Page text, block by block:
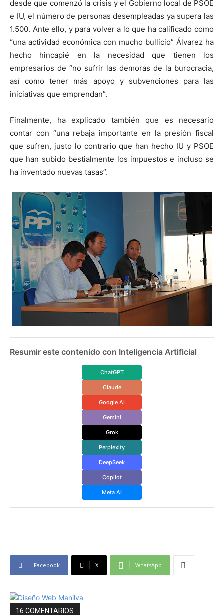
desde que comenzó la crisis y el Gobierno local de PSOE
e IU, el número de personas desempleadas ya supera las
1.500. Ante ello, y para volver a lo que ha calificado como
“una actividad económica con mucho bullicio” Álvarez ha
hecho hincapié en la necesidad que tienen los
empresarios de “no sufrir las demoras de la burocracia,
así como tener más apoyo y subvenciones para las
iniciativas que emprendan”.
Finalmente, ha explicado también que es necesario
contar con “una rebaja importante en la presión fiscal
que sufren, justo lo contrario que han hecho IU y PSOE
que han subido bestialmente los impuestos e incluso se
ha inventado nuevas tasas”.
Resumir este contenido con Inteligencia Artificial
ChatGPT
Claude
Google AI
Gemini
Grok
Perplexity
DeepSeek
Copilot
Meta AI
Facebook X WhatsApp
16 COMENTARIOS